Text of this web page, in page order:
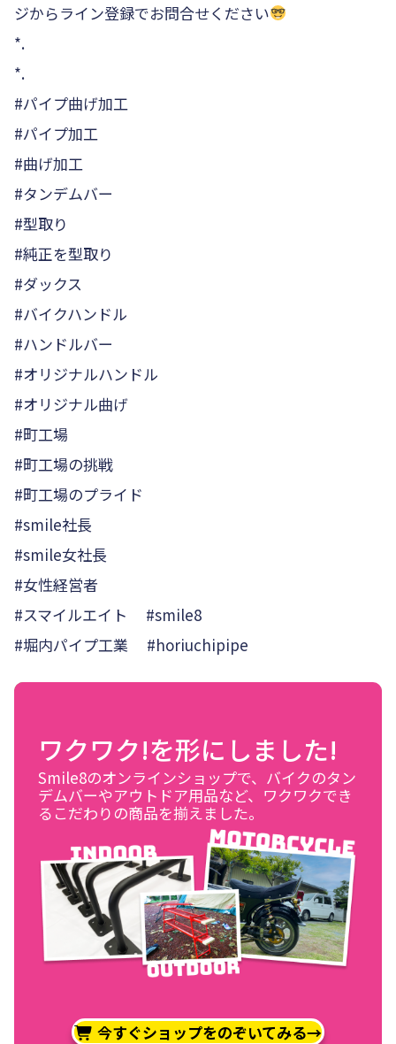
ジからライン登録でお問合せください
*.
*.
#パイプ曲げ加工
#パイプ加工
#曲げ加工
#タンデムバー
#型取り
#純正を型取り
#ダックス
#バイクハンドル
#ハンドルバー
#オリジナルハンドル
#オリジナル曲げ
#町工場
#町工場の挑戦
#町工場のプライド
#smile社長
#smile女社長
#女性経営者
#スマイルエイト #smile8
#堀内パイプ工業 #horiuchipipe
ワクワク!を形にしました!
Smile8のオンラインショップで、バイクのタン
デムバーやアウトドア用品など、ワクワクでき
るこだわりの商品を揃えました。
今すぐショップをのぞいてみる→